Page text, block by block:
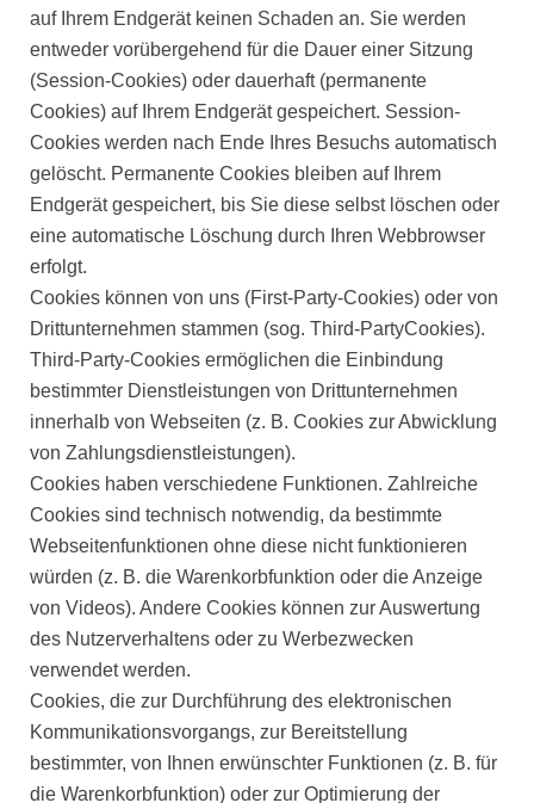
auf Ihrem Endgerät keinen Schaden an. Sie werden
entweder vorübergehend für die Dauer einer Sitzung
(Session-Cookies) oder dauerhaft (permanente
Cookies) auf Ihrem Endgerät gespeichert. Session-
Cookies werden nach Ende Ihres Besuchs automatisch
gelöscht. Permanente Cookies bleiben auf Ihrem
Endgerät gespeichert, bis Sie diese selbst löschen oder
eine automatische Löschung durch Ihren Webbrowser
erfolgt.
Cookies können von uns (First-Party-Cookies) oder von
Drittunternehmen stammen (sog. Third-PartyCookies).
Third-Party-Cookies ermöglichen die Einbindung
bestimmter Dienstleistungen von Drittunternehmen
innerhalb von Webseiten (z. B. Cookies zur Abwicklung
von Zahlungsdienstleistungen).
Cookies haben verschiedene Funktionen. Zahlreiche
Cookies sind technisch notwendig, da bestimmte
Webseitenfunktionen ohne diese nicht funktionieren
würden (z. B. die Warenkorbfunktion oder die Anzeige
von Videos). Andere Cookies können zur Auswertung
des Nutzerverhaltens oder zu Werbezwecken
verwendet werden.
Cookies, die zur Durchführung des elektronischen
Kommunikationsvorgangs, zur Bereitstellung
bestimmter, von Ihnen erwünschter Funktionen (z. B. für
die Warenkorbfunktion) oder zur Optimierung der